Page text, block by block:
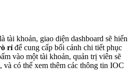
khoản, giao diện dashboard sẽ hiển
rỉ để cung cấp bối cảnh chi tiết phục
vào một tài khoản, quản trị viên sẽ
và có thể xem thêm các thông tin IOC